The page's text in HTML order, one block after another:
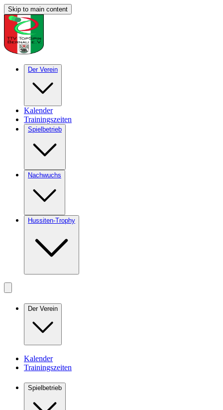
Skip to main content
Der Verein
Kalender
Trainingszeiten
Spielbetrieb
Nachwuchs
Hussiten-Trophy
Der Verein
Kalender
Trainingszeiten
Spielbetrieb